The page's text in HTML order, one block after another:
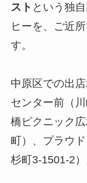
スト という独
ヒーを、ご近
す。
中原区での出
センター前（
橋ピクニック
町）、プラウ
杉町3-1501-2）